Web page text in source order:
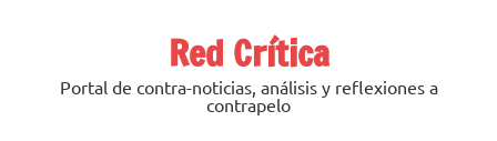
Red Crítica
Portal de contra-noticias, análisis y reflexiones a
contrapelo